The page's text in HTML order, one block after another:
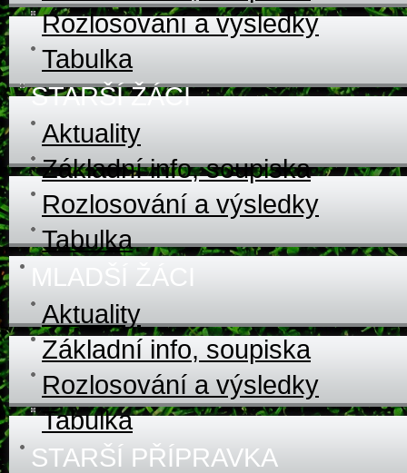
Rozlosování a výsledky
Tabulka
STARŠÍ ŽÁCI
Aktuality
Základní info, soupiska
Rozlosování a výsledky
Tabulka
MLADŠÍ ŽÁCI
Aktuality
Základní info, soupiska
Rozlosování a výsledky
Tabulka
STARŠÍ PŘÍPRAVKA